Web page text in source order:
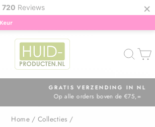
720 Reviews ×
Diavoorstelling
GRATIS VERZENDING IN NL
Op alle orders boven de €75,=
Home / Collecties /